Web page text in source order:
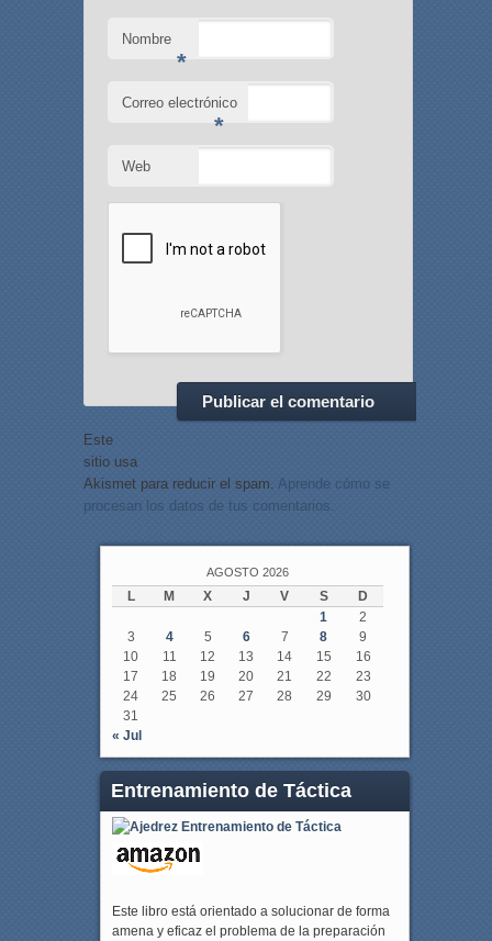
Nombre
*
Correo electrónico
*
Web
Este
sitio usa
Akismet para reducir el spam. Aprende cómo se
procesan los datos de tus comentarios.
AGOSTO 2026
L M X J V S
D
1
2
3
4 5 6 7 8
9
10
11 12 13 14 15
16
17
18 19 20 21 22
23
24
25 26 27 28 29
30
31
« Jul
Entrenamiento de Táctica
Este libro está orientado a solucionar de forma
amena y eficaz el problema de la preparación